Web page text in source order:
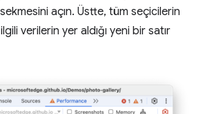
sekmesini açın. Üstte, tüm seçicilerin
verilerin yer aldığı yeni bir satır